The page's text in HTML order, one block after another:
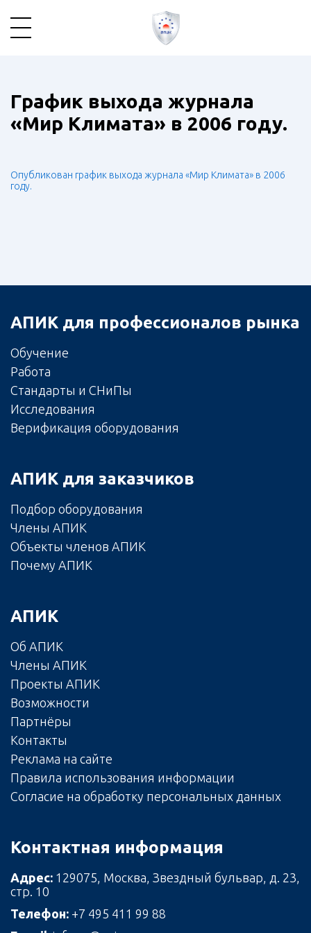
График выхода журнала
«Мир Климата» в 2006 году.
Опубликован график выхода журнала «Мир Климата» в 2006
году.
АПИК для профессионалов рынка
Обучение
Работа
Стандарты и СНиПы
Исследования
Верификация оборудования
АПИК для заказчиков
Подбор оборудования
Члены АПИК
Объекты членов АПИК
Почему АПИК
АПИК
Об АПИК
Члены АПИК
Проекты АПИК
Возможности
Партнёры
Контакты
Реклама на сайте
Правила использования информации
Согласие на обработку персональных данных
Контактная информация
Адрес: 129075, Москва, Звездный бульвар, д. 23,
стр. 10
Телефон: +7 495 411 99 88